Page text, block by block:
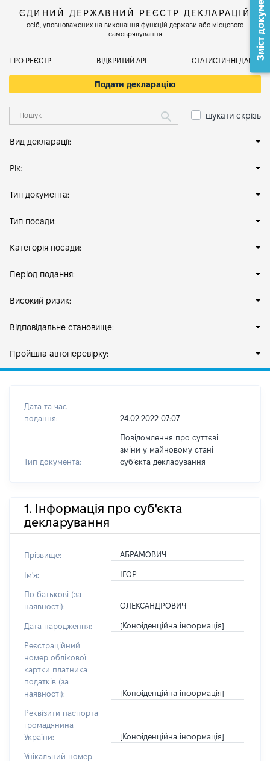
ЄДИНИЙ ДЕРЖАВНИЙ РЕЄСТР ДЕКЛАРАЦІЙ
осіб, уповноважених на виконання функцій держави або місцевого
самоврядування
ПРО РЕЄСТР ВІДКРИТИЙ АРІ СТАТИСТИЧНІ ДАНІ
Подати декларацію
шукати скрізь
Вид декларації:
Рік:
Тип документа:
Тип посади:
Категорія посади:
Період подання:
Високий ризик:
Відповідальне становище:
Пройшла автоперевірку:
Дата та час
подання:
24.02.2022 07:07
Тип документа:
Повідомлення про суттєві
зміни у майновому стані
субʼєкта декларування
1. Інформація про суб'єкта
декларування
Прізвище: АБРАМОВИЧ
Ім'я: ІГОР
По батькові (за
наявності):
ОЛЕКСАНДРОВИЧ
Дата народження: [Конфіденційна інформація]
Реєстраційний
номер облікової
картки платника
податків (за
наявності):
[Конфіденційна інформація]
Реквізити паспорта
громадянина
України:
[Конфіденційна інформація]
Унікальний номер
Зміст документа